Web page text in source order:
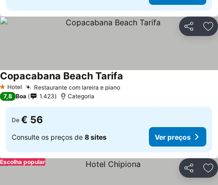
Partilhar
1 Estrelas
Hotel Restaurante com lareira e piano
Copacabana Beach Tarifa
7,8 Boa 1.423 Categoria
De € 56
Consulte os preços de 8 sites Ver preços
Partilhar
Escolha popular